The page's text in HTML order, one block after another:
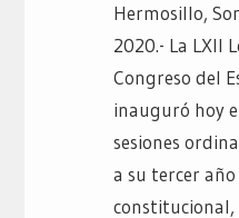
Hermosillo,
2020.- La LXII
Congreso del
inauguró hoy
sesiones
a su tercer año
constitucional,